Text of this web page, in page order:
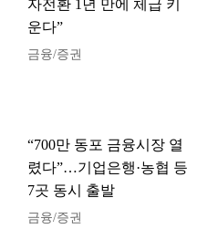
자전환 1년 만에 체급 키
운다”
금융/증권
“700만 동포 금융시장 열
렸다”…기업은행·농협 등
7곳 동시 출발
금융/증권